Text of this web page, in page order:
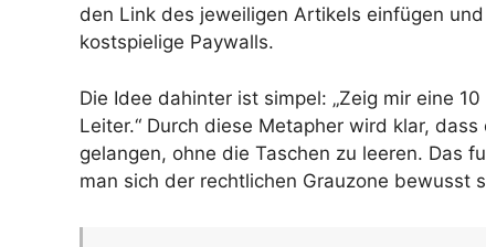
den Link des jeweiligen Artikels einfügen
kostspielige Paywalls.
Die Idee dahinter ist simpel: „Zeig mir eine
Leiter.“ Durch diese Metapher wird klar,
gelangen, ohne die Taschen zu leeren. Das
man sich der rechtlichen Grauzone bewusst